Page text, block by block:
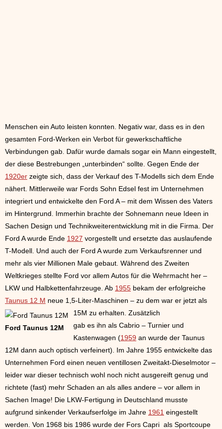
Menschen ein Auto leisten konnten. Negativ war, dass es in den
gesamten Ford-Werken ein Verbot für gewerkschaftliche
Verbindungen gab. Dafür wurde damals sogar ein Mann eingestellt,
der diese Bestrebungen „unterbinden“ sollte. Gegen Ende der
1920er zeigte sich, dass der Verkauf des T-Modells sich dem Ende
nähert. Mittlerweile war Fords Sohn Edsel fest im Unternehmen
integriert und entwickelte den Ford A – mit dem Wissen des Vaters
im Hintergrund. Immerhin brachte der Sohnemann neue Ideen in
Sachen Design und Technikweiterentwicklung mit in die Firma. Der
Ford A wurde Ende 1927 vorgestellt und ersetzte das auslaufende
T-Modell. Und auch der Ford A wurde zum Verkaufsrenner und
mehr als vier Millionen Male gebaut. Während des Zweiten
Weltkrieges stellte Ford vor allem Autos für die Wehrmacht her –
LKW und Halbkettenfahrzeuge. Ab 1955 bekam der erfolgreiche
Taunus 12 M neue 1,5-Liter-Maschinen – zu dem war er jetzt als
15M zu erhalten. Zusätzlich
Ford Taunus 12M
gab es ihn als Cabrio – Turnier und
Kastenwagen (1959 an wurde der Taunus
12M dann auch optisch verfeinert). Im Jahre 1955 entwickelte das
Unternehmen Ford einen neuen ventillosen Zweitakt-Dieselmotor –
leider war dieser technisch wohl noch nicht ausgereift genug und
richtete (fast) mehr Schaden an als alles andere – vor allem in
Sachen Image! Die LKW-Fertigung in Deutschland musste
aufgrund sinkender Verkaufserfolge im Jahre 1961 eingestellt
werden. Von 1968 bis 1986 wurde der Fors Capri als Sportcoupe